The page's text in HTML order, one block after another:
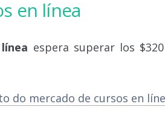
en línea
espera superar los
do mercado de cursos en